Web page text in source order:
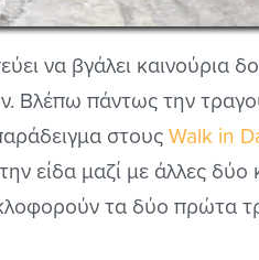
να βγάλει καινούρια
Βλέπω πάντως την
στουςWalk in
είδα μαζί με άλλες δύο
τα δύο πρώτα